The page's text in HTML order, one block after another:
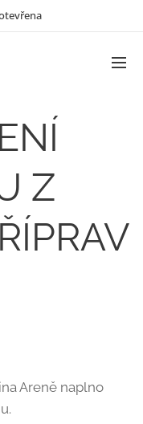
Z
Areně naplno